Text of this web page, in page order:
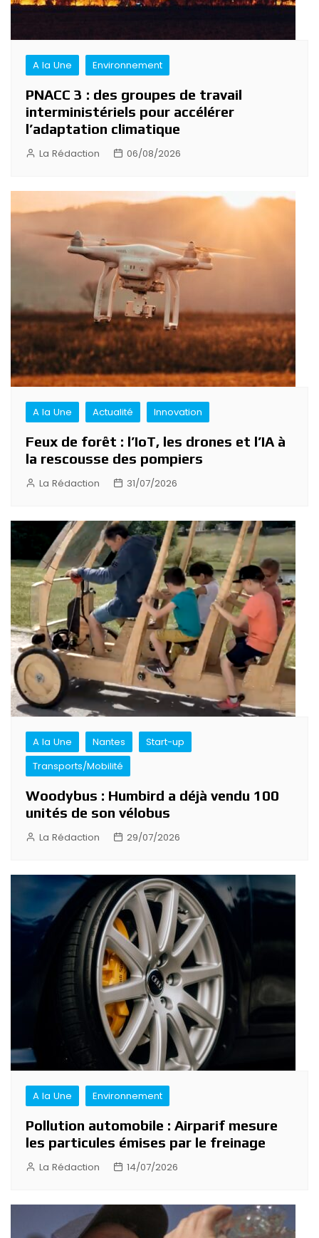
A la Une Environnement
PNACC 3 : des groupes de travail
interministériels pour accélérer
l’adaptation climatique
La Rédaction 06/08/2026
A la Une Actualité Innovation
Feux de forêt : l’IoT, les drones et l’IA à
la rescousse des pompiers
La Rédaction 31/07/2026
A la Une Nantes
Start-up
Transports/Mobilité
Woodybus : Humbird a déjà vendu 100
unités de son vélobus
La Rédaction 29/07/2026
A la Une Environnement
Pollution automobile : Airparif mesure
les particules émises par le freinage
La Rédaction 14/07/2026